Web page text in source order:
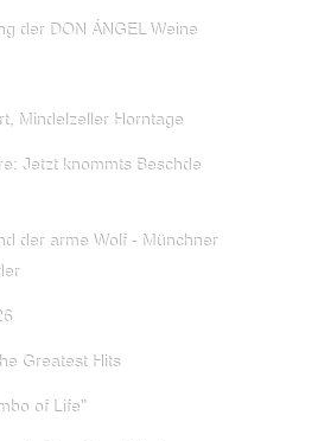
der DON ÁNGEL Weine
Mindelzeller Horntage
Jetzt knommts Beschde
der arme Wolf - Münchner
Greatest Hits
of Life"